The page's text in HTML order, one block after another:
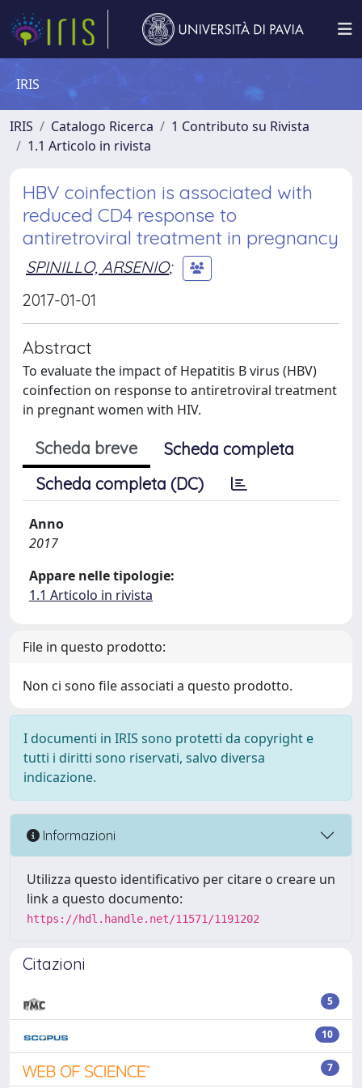
IRIS
IRIS Catalogo Ricerca
1 Contributo su Rivista
1.1 Articolo in rivista
HBV coinfection is associated with
reduced CD4 response to
antiretroviral treatment in pregnancy
SPINILLO, ARSENIO;
2017-01-01
Abstract
To evaluate the impact of Hepatitis B virus (HBV)
coinfection on response to antiretroviral treatment
in pregnant women with HIV.
Scheda breve
Scheda completa
Scheda completa (DC)
Anno
2017
Appare nelle tipologie:
1.1 Articolo in rivista
File in questo prodotto:
Non ci sono file associati a questo prodotto.
I documenti in IRIS sono protetti da copyright e
tutti i diritti sono riservati, salvo diversa
indicazione.
Informazioni
Utilizza questo identificativo per citare o creare un
link a questo documento:
https://hdl.handle.net/11571/1191202
Citazioni
5
10
7